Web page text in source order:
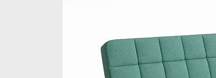
Столы и стулья